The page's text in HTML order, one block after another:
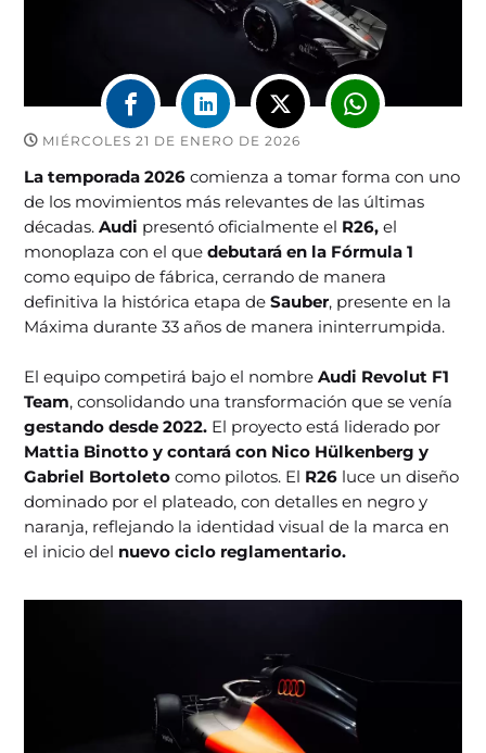
MIÉRCOLES 21 DE ENERO DE 2026
La temporada 2026comienza a tomar forma con uno
de los movimientos más relevantes de las últimas
décadas.Audi presentó oficialmente el R26, el
monoplaza con el quedebutará en la Fórmula 1
como equipo de fábrica, cerrando de manera
definitiva la histórica etapa deSauber, presente en la
Máxima durante 33 años de manera ininterrumpida.
El equipo competirá bajo el nombreAudi Revolut F1
Team, consolidando una transformación que se venía
gestando desde 2022. El proyecto está liderado por
Mattia Binotto y contará con Nico Hülkenberg y
Gabriel Bortoleto como pilotos. El R26 luce un diseño
dominado por el plateado, con detalles en negro y
naranja, reflejando la identidad visual de la marca en
el inicio del nuevo ciclo reglamentario.